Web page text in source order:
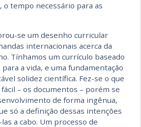
o tempo necessário para as
se um desenho curricular
internacionais acerca da
Tínhamos um currículo baseado
a vida, e uma fundamentação
solidez científica. Fez-se o que
– os documentos – porém se
de forma ingênua,
só a definição dessas intenções
a cabo. Um processo de